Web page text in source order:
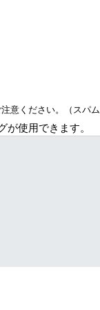
意ください。（スパ
が使用できます。